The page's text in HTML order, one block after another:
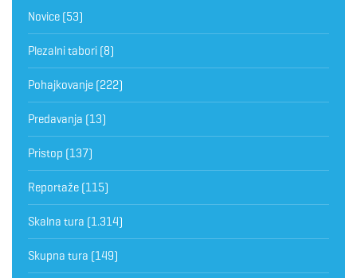
Novice (53)
Plezalni tabori (8)
Pohajkovanje (222)
Predavanja (13)
Pristop (137)
Reportaže (115)
Skalna tura (1.314)
Skupna tura (149)